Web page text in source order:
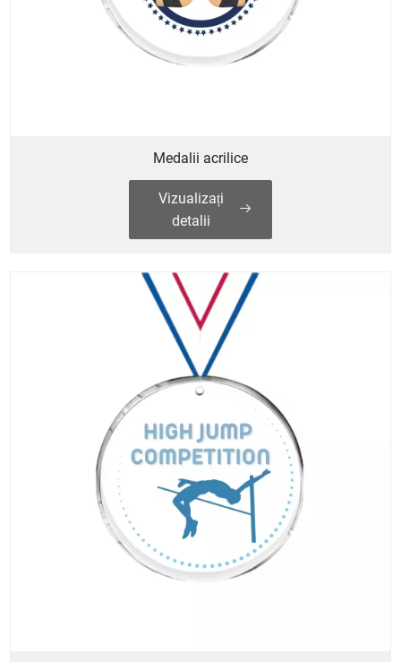
Medalii acrilice
Vizualizați
detalii